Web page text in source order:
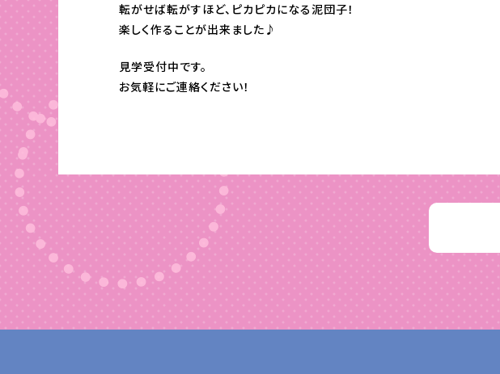
転がせば転がすほど、ピカピカになる泥団子！
楽しく作ることが出来ました♪
見学受付中です。
お気軽にご連絡ください！